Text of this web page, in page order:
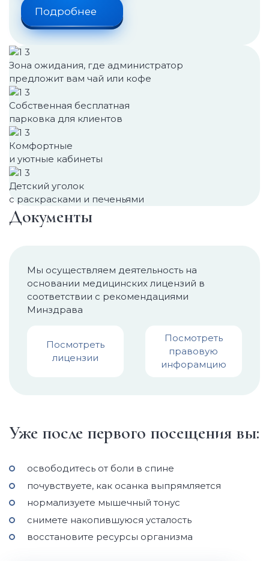
Подробнее
Зона ожидания, где администратор
предложит вам чай или кофе
Собственная бесплатная
парковка для клиентов
Комфортные
и уютные кабинеты
Детский уголок
с раскрасками и печеньями
Документы
Мы осуществляем деятельность на
основании медицинских лицензий в
соответствии с рекомендациями
Минздрава
Посмотреть
лицензии
Посмотреть
правовую
инфорамцию
Уже после первого посещения вы:
освободитесь от боли в спине
почувствуете, как осанка выпрямляется
нормализуете мышечный тонус
снимете накопившуюся усталость
восстановите ресурсы организма